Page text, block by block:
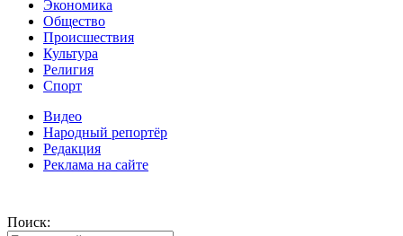
Экономика
Общество
Происшествия
Культура
Религия
Спорт
Видео
Народный репортёр
Редакция
Реклама на сайте
Поиск: